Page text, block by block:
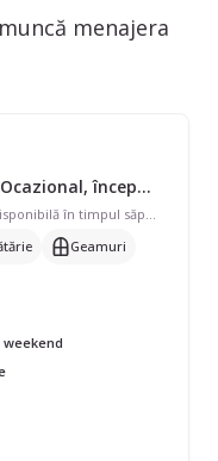
menajera
Menajeră, Strada Muresenilor, Ocazional, începând cu 25 lei/oră
Caut menajeră pe strada Mureșenilor. Disponibilă în timpul săptămânii și în weekend, program ocazional pentru apartament de 65 mp. Avem nevoie de curățenie generală, curățenie de întreținere, curățenie bucătărie, curățenie geamuri și curățenie baie, și ajutor cu spălat/călcat rufe, schimbat așternuturi, curățare aragaz/cuptor și curățare frigider. Preferăm pe cineva cu echipament propriu și care să vorbească și engleză.
Geamuri